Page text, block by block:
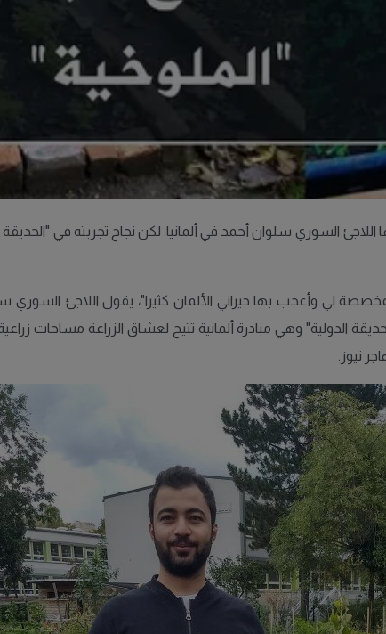
اللاجئ السوري سلوان أحمد في ألمانيا. لكن نجاح تجربته في
لي وأعجب بها جيراني الألمان كثيرا"، يقول اللاجئ
الدولية" وهي مبادرة ألمانية تتيح لعشاق الزراعة مساحات
نيوز.